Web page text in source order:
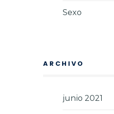
Sexo
ARCHIVO
junio 2021